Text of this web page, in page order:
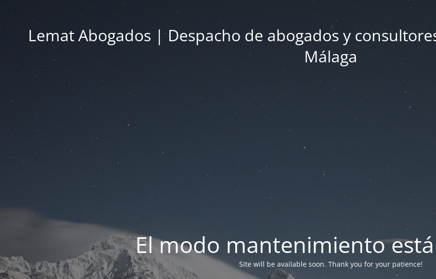
Lemat Abogados | Despacho de abogados y
Málaga
El modo mantenimiento
Site will be available soon. Thank you for your patience!